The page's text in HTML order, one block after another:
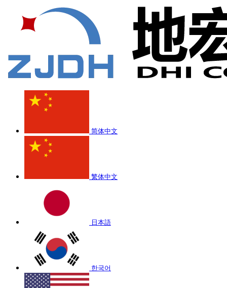
简体中文
繁体中文
日本語
한국어